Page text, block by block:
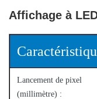
Affichage à
Lancement de pixel
(millimètre) :